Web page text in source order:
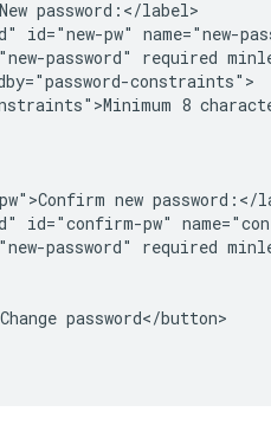
password:</label>
id="new-pw" name="new-
password" required
constraints">
8
new password:</
id="confirm-pw"
password" required
password</button>